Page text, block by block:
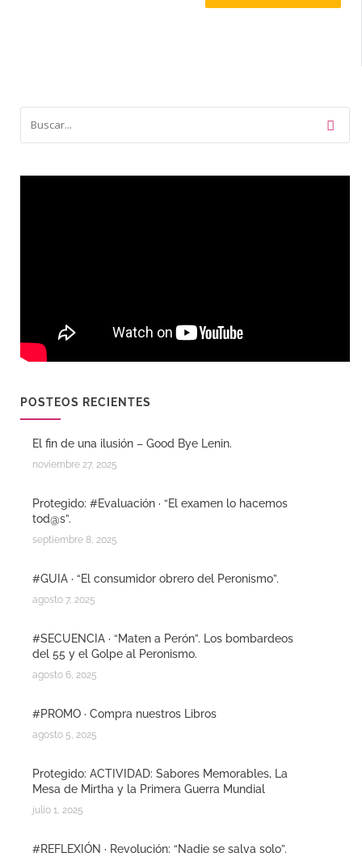
POSTEOS RECIENTES
El fin de una ilusión – Good Bye Lenin.
noviembre 27, 2025
Protegido: #Evaluación · “El examen lo hacemos
tod@s”.
septiembre 8, 2025
#GUIA · “El consumidor obrero del Peronismo”.
agosto 7, 2025
#SECUENCIA · “Maten a Perón”. Los bombardeos
del 55 y el Golpe al Peronismo.
agosto 6, 2025
#PROMO · Compra nuestros Libros
agosto 5, 2025
Protegido: ACTIVIDAD: Sabores Memorables, La
Mesa de Mirtha y la Primera Guerra Mundial
julio 1, 2025
#REFLEXIÓN · Revolución: “Nadie se salva solo”.